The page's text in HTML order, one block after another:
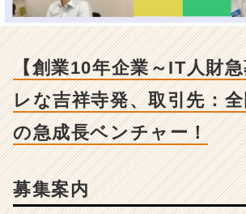
1
企
～
T
募】
【創業10年企業～IT人財
レな吉祥寺発、取引先：
の急成長ベンチャー！
募集案内